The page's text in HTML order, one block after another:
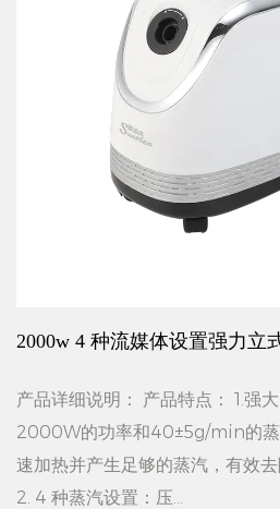
2000w 4 种流媒体设置强力立
产品详细说明： 产品特点： 1.强大的功率和蒸汽流量：
2000W的功率和40±5g/min的蒸
速加热并产生足够的蒸汽，有效去
2. 4 种蒸汽设置：压...